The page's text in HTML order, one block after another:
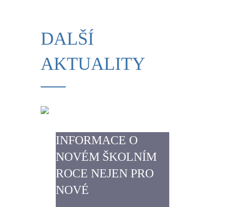
DALŠÍ
AKTUALITY
INFORMACE O
NOVÉM ŠKOLNÍM
ROCE NEJEN PRO
NOVÉ